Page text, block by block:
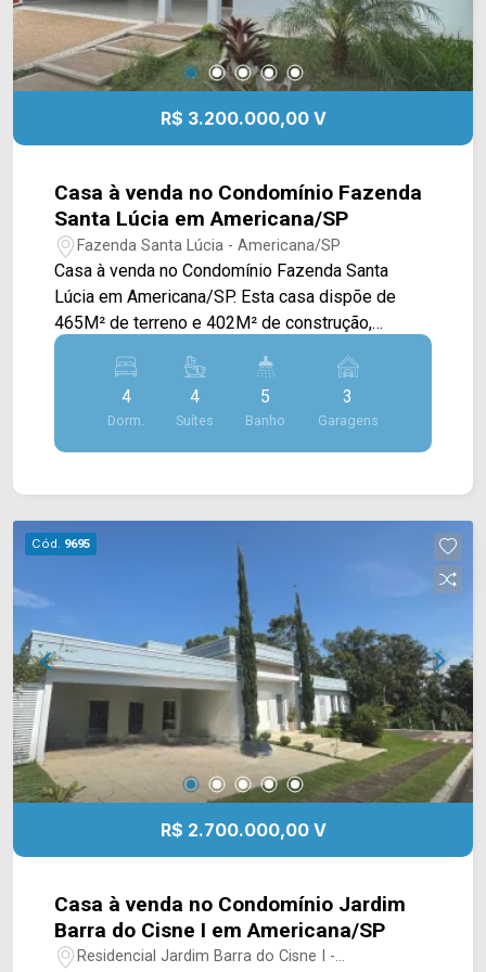
R$ 3.200.000,00 V
Casa à venda no Condomínio Fazenda
Santa Lúcia em Americana/SP
Fazenda Santa Lúcia - Americana/SP
Casa à venda no Condomínio Fazenda Santa
Lúcia em Americana/SP. Esta casa dispõe de
465M² de terreno e 402M² de construção,
oferecendo ampla sala de estar e de jantar com
pé direito alto e integradas, cozinha toda
planejada e com bancada, espaço gourmet com
churrasqueira, piscina com hidro e área de
serviço. > 04 suítes, sendo 03 com sacada; > 05
Lucia em Americana, este condomínio esta
próximo a Estrada Municipal e a Rod. Anhanguera.
Esta região conta com diversas chácaras,
represa, mercados e restaurantes. Entre em
contato com a equipe da Arbix Imóveis e agende
a sua visita!! WhatsApp e Telefone: (19) 3475-
4546 ARBIX IMÓVEIS - Presente em cada
mudança!
4
Dorm.
4
Suítes
5
Banho
3
Garagens
Cód. 9695
R$ 2.700.000,00 V
Casa à venda no Condomínio Jardim
Barra do Cisne I em Americana/SP
Residencial Jardim Barra do Cisne I -